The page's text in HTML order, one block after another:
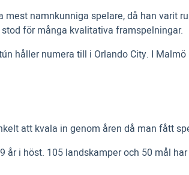
namnkunniga spelare, då han varit
för många kvalitativa framspelningar.
håller numera till i Orlando City. I
att kvala in genom åren då man fått
i höst. 105 landskamper och 50 mål